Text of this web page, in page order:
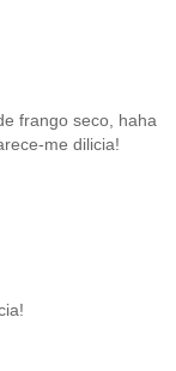
frango seco, haha
me dilicia!